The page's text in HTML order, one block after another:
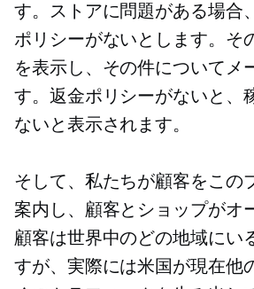
す。ストアに問題がある場合
ポリシーがないとします。そ
を表示し、その件についてメ
す。返金ポリシーがないと、
ないと表示されます。
そして、私たちが顧客をこの
案内し、顧客とショップがオ
顧客は世界中のどの地域にい
すが、実際には米国が現在他